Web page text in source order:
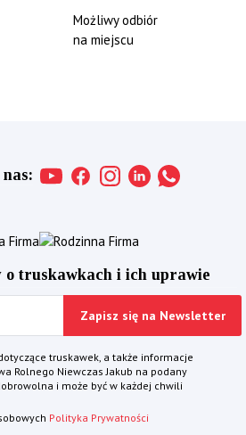
Możliwy odbiór
na miejscu
o truskawkach i ich uprawie
Zapisz się na Newsletter
truskawek, a także informacje
Rolnego Niewczas Jakub na podany
i może być w każdej chwili
Polityka Prywatności